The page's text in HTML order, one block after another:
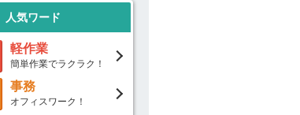
人気ワード
軽作業
簡単作業でラクラク！
事務
オフィスワーク！